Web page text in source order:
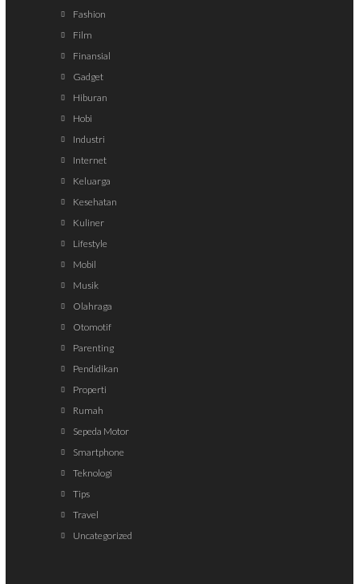
Fashion
Film
Finansial
Gadget
Hiburan
Hobi
Industri
Internet
Keluarga
Kesehatan
Kuliner
Lifestyle
Mobil
Musik
Olahraga
Otomotif
Parenting
Pendidikan
Properti
Rumah
Sepeda Motor
Smartphone
Teknologi
Tips
Travel
Uncategorized